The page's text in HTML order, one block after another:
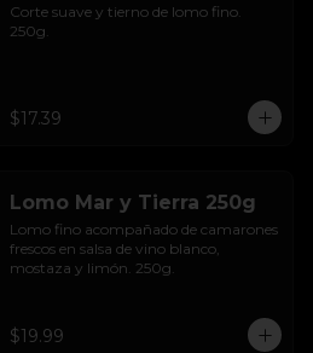
Corte suave y tierno de lomo fino.
250g.
$17.39
Lomo Mar y Tierra 250g
Lomo fino acompañado de camarones
frescos en salsa de vino blanco,
mostaza y limón. 250g.
$19.99